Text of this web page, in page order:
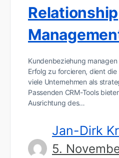
Relationship
Kundenbeziehung
Erfolg zu forcieren, dient
viele Unternehmen als
Passenden CRM-Tools
Ausrichtung des…
Jan-Dirk
5.